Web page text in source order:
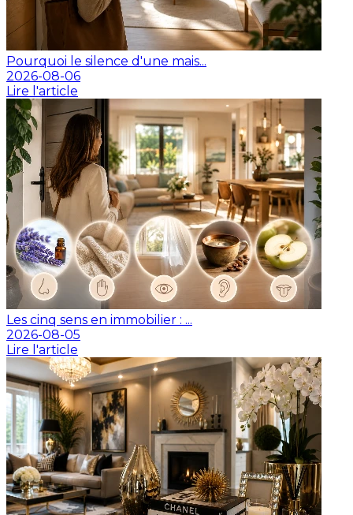
Pourquoi le silence d'une mais...
2026-08-06
Lire l'article
Les cinq sens en immobilier : ...
2026-08-05
Lire l'article